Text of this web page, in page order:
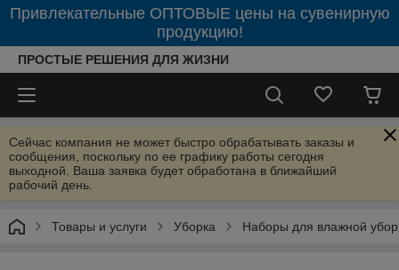
Привлекательные ОПТОВЫЕ цены на сувенирную
продукцию!
ПРОСТЫЕ РЕШЕНИЯ ДЛЯ ЖИЗНИ
Сейчас компания не может быстро обрабатывать заказы и
сообщения, поскольку по ее графику работы сегодня
выходной. Ваша заявка будет обработана в ближайший
рабочий день.
Товары и услуги Уборка Наборы для влажной